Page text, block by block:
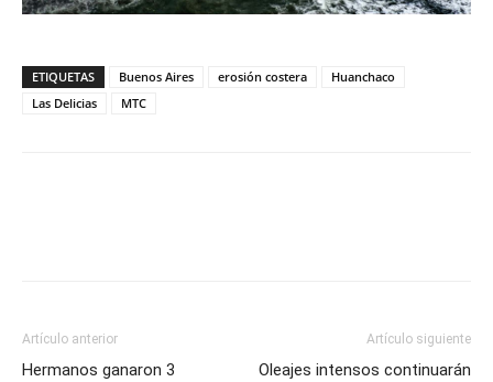
ETIQUETAS Buenos Aires erosión costera
Huanchaco
Las Delicias
MTC
Artículo anterior
Hermanos ganaron 3
Artículo siguiente
Oleajes intensos continuarán